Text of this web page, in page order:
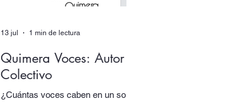
Quimera Voces: Autor
Colectivo
¿Cuántas voces caben en un solo
13 jul 1 min de lectura